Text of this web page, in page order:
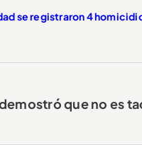
se registraron 4
que no es